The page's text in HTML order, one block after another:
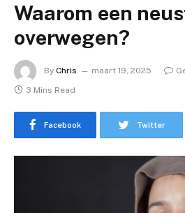
Waarom een
overwegen?
By Chris maart 19, 2025
3 Mins Read
Facebook Twitter